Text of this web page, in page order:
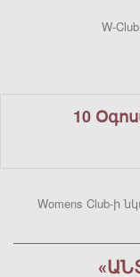
W-
10
Womens Club-ի